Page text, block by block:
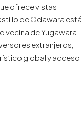
ofrece vistas
de Odawara está
vecina de Yugawara
extranjeros,
global y acceso